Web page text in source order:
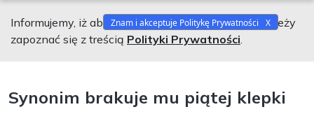
Synonim brakuje mu piątej klepki
Informujemy, iż aby korzystać z naszego serwisu należy
zapoznać się z treścią Polityki Prywatności.
Znam i akceptuje Politykę Prywatności